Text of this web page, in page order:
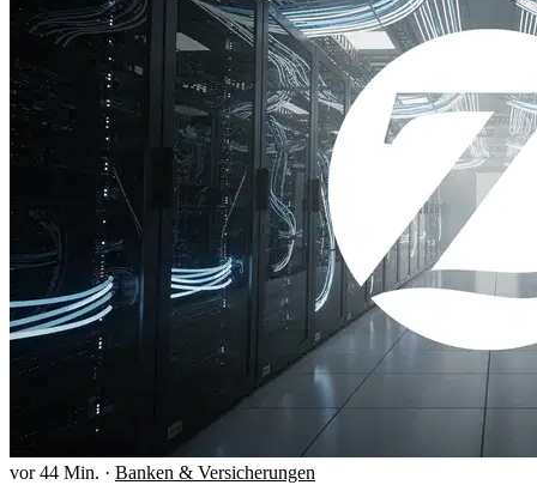
vor 44 Min. · Banken & Versicherungen